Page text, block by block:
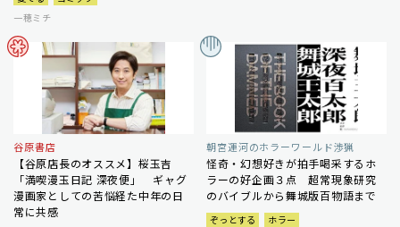
一穂ミチ
谷原書店
【谷原店長のオススメ】桜玉吉
「満喫漫玉日記 深夜便」 ギャグ
漫画家としての苦悩経た中年の日
常に共感
朝宮運河のホラーワールド渉猟
怪奇・幻想好きが拍手喝采するホ
ラーの好企画３点 超常現象研究
のバイブルから舞城版百物語まで
ぞっとする
ホラー